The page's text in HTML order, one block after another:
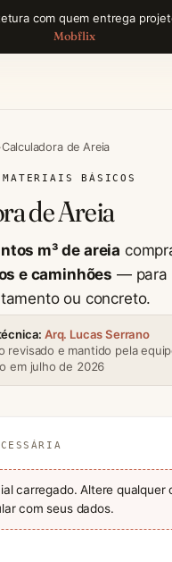
com quem entrega
Mobflix
Calculadora de Areia
MATERIAIS BÁSICOS
de Areia
m³ de areia
e caminhões — para
ou concreto.
Arq. Lucas Serrano
revisado e mantido pela
em julho de 2026
carregado. Altere qualquer
com seus dados.